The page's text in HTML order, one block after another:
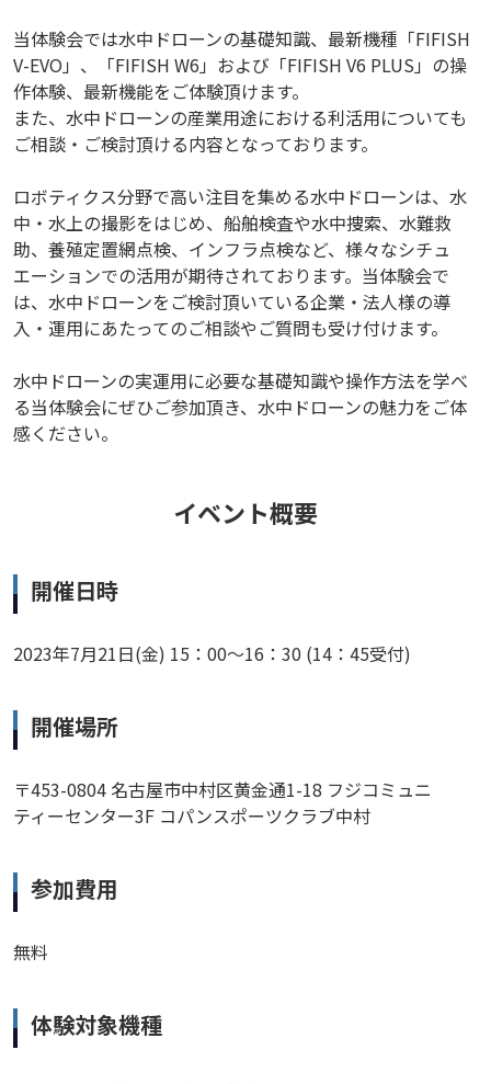
当体験会では水中ドローンの基礎知識、最新機種「FIFISH
V-EVO」、「FIFISH W6」および「FIFISH V6 PLUS」の操
作体験、最新機能をご体験頂けます。
また、水中ドローンの産業用途における利活用についても
ご相談・ご検討頂ける内容となっております。
ロボティクス分野で高い注目を集める水中ドローンは、水
中・水上の撮影をはじめ、船舶検査や水中捜索、水難救
助、養殖定置網点検、インフラ点検など、様々なシチュ
エーションでの活用が期待されております。当体験会で
は、水中ドローンをご検討頂いている企業・法人様の導
入・運用にあたってのご相談やご質問も受け付けます。
水中ドローンの実運用に必要な基礎知識や操作方法を学べ
る当体験会にぜひご参加頂き、水中ドローンの魅力をご体
感ください。
イベント概要
開催日時
2023年7月21日(金) 15：00～16：30 (14：45受付)
開催場所
〒453-0804 名古屋市中村区黄金通1-18 フジコミュニ
ティーセンター3F コパンスポーツクラブ中村
参加費用
無料
体験対象機種